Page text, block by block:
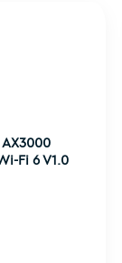
Fi 6 V1.0